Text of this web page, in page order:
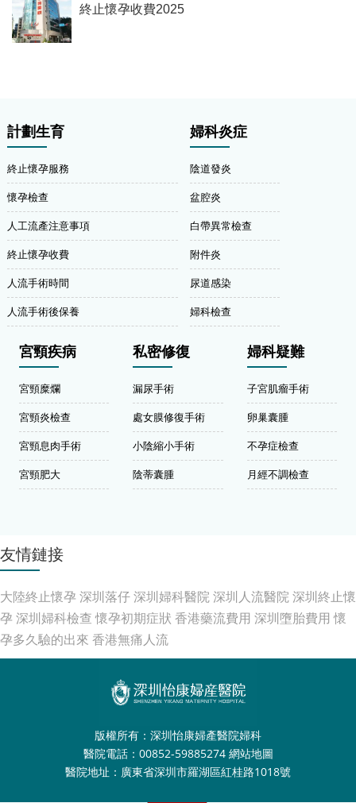
終止懷孕收費2025
計劃生育
終止懷孕服務
懷孕檢查
人工流產注意事項
終止懷孕收費
人流手術時間
人流手術後保養
婦科炎症
陰道發炎
盆腔炎
白帶異常檢查
附件炎
尿道感染
婦科檢查
宮頸疾病
宮頸糜爛
宮頸炎檢查
宮頸息肉手術
宮頸肥大
私密修復
漏尿手術
處女膜修復手術
小陰縮小手術
陰蒂囊腫
婦科疑難
子宮肌瘤手術
卵巢囊腫
不孕症檢查
月經不調檢查
友情鏈接
大陸終止懷孕 深圳落仔深圳婦科醫院深圳人流醫院深圳終止懷
孕 深圳婦科檢查 懷孕初期症狀 香港藥流費用 深圳墮胎費用 懷
孕多久驗的出來 香港無痛人流
版權所有：深圳怡康婦產醫院婦科
醫院電話：00852-59885274 網站地圖
醫院地址：廣東省深圳市羅湖區紅桂路1018號